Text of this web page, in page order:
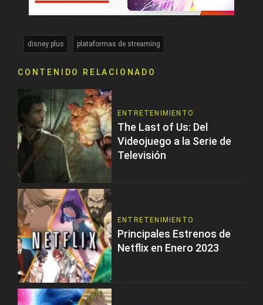
disney plus plataformas de streaming
CONTENIDO RELACIONADO
ENTRETENIMIENTO
The Last of Us: Del
Videojuego a la Serie de
Televisión
ENTRETENIMIENTO
Principales Estrenos de
Netflix en Enero 2023